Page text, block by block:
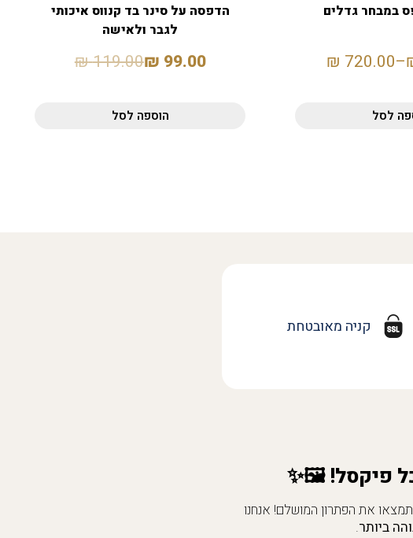
במבחר גדלים
–
720.00
₪
לסל
הדפסה על סינר בד קנווס איכותי
לגבר ולאישה
99.00
₪
119.00
₪
הוספה לסל
קניה מאובטחת
פיקסל! 🖼️✨
את הפתרון המושלם! אנחנו
ביותר.